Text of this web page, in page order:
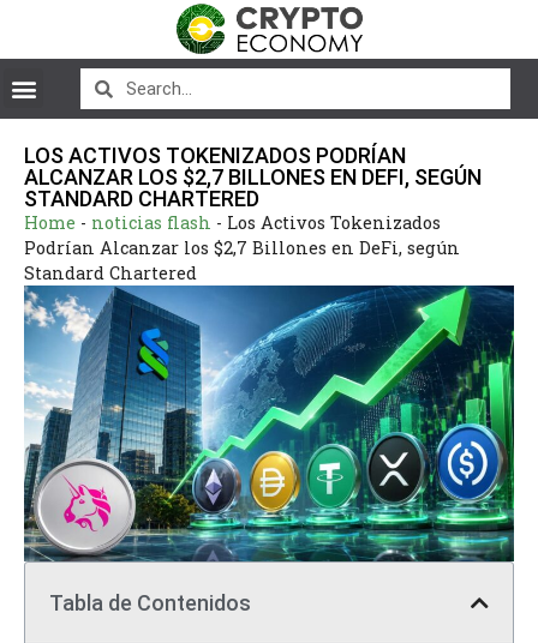
LOS ACTIVOS TOKENIZADOS PODRÍAN
ALCANZAR LOS $2,7 BILLONES EN DEFI, SEGÚN
STANDARD CHARTERED
Home - noticias flash - Los Activos Tokenizados
Podrían Alcanzar los $2,7 Billones en DeFi, según
Standard Chartered
Tabla de Contenidos